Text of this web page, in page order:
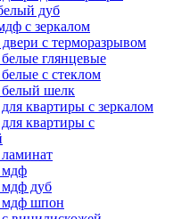
дуб
с зеркалом
с терморазрывом
глянцевые
с стеклом
шелк
квартиры с зеркалом
квартиры с
мдф
дуб
мдф шпон